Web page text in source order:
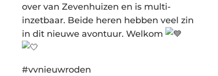
over van Zevenhuizen en is multi-
inzetbaar. Beide heren hebben veel zin
in dit nieuwe avontuur. Welkom
#vvnieuwroden